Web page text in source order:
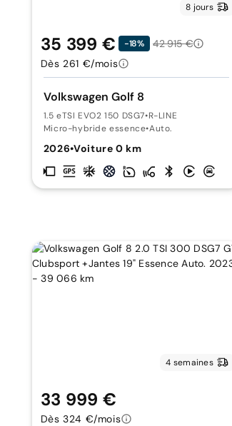
8 jours
Volkswagen Golf 8
1.5 eTSI EVO2 150 DSG7•R-LINE
Micro-hybride essence•Auto.
2026•Voiture 0 km
35 399 € -18%
42 915 €
Dès 261 €/mois
4 semaines
33 999 €
Dès 324 €/mois